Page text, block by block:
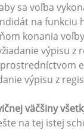
sa voľba
na funkciu
konania
výpisu z
výpisu z
väčšiny
na tej istej